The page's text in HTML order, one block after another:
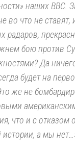
наших ВВС.
во что не ставят,
бою против
Да
будет на
же не
что и с отказом
а мы